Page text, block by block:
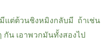
แต่ต้วนชิงหมิงกลับมี ถ้าเช่น
น เอาพวกมันทั้งสองไป